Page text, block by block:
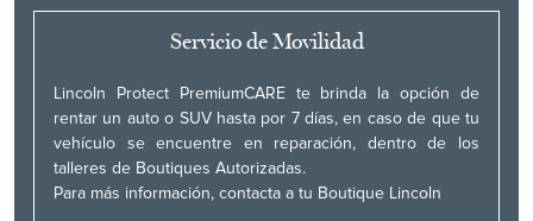
Servicio de Movilidad
Lincoln Protect PremiumCARE te brinda la opción de
rentar un auto o SUV hasta por 7 días, en caso de que tu
vehículo se encuentre en reparación, dentro de los
talleres de Boutiques Autorizadas.
Para más información, contacta a tu Boutique Lincoln